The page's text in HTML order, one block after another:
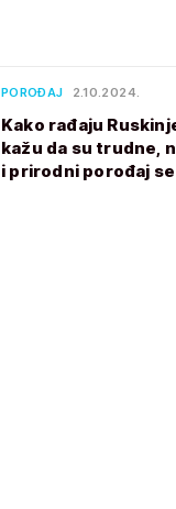
POROĐAJ 2.10.2024.
Kako rađaju
kažu da su trudne,
i prirodni porođaj